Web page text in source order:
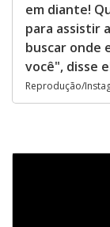
em diante!
para assistir
buscar onde
você", disse
Reprodução/